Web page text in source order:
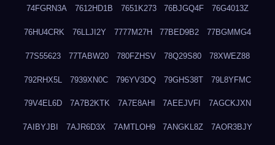
74FGRN3A 7612HD1B 7651K273 76BJGQ4F 76G4013Z
76HU4CRK 76LLJI2Y 7777M27H 77BED9B2 77BGMMG4
77S55623 77TABW20 780FZHSV 78Q29S80 78XWEZ88
792RHX5L 7939XN0C 796YV3DQ 79GHS38T 79L8YFMC
79V4EL6D 7A7B2KTK 7A7E8AHI 7AEEJVFI 7AGCKJXN
7AIBYJBI 7AJR6D3X 7AMTLOH9 7ANGKL8Z 7AOR3BJY